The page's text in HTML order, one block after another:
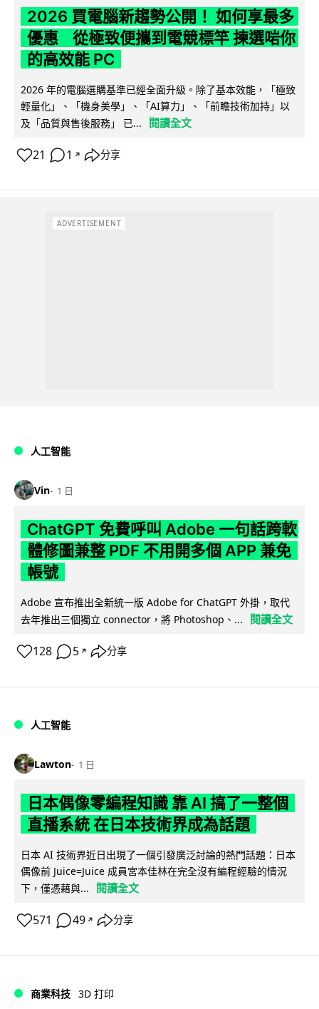
2026 買電腦新趨勢公開！ 如何享最多
優惠 從極致便攜到電競標竿 揀選啱你
的高效能 PC
2026 年的電腦選購基準已經全面升級。除了基本效能，「極致
輕量化」、「機身美學」、「AI算力」、「前瞻技術加持」以
及「品質與售後服務」 已...
閱讀全文
21 1 ↗ 分享
ADVERTISEMENT
人工智能
Vin 1 日
ChatGPT 免費呼叫 Adobe 一句話跨軟
體修圖兼整 PDF 不用開多個 APP 兼免
帳號
Adobe 宣布推出全新統一版 Adobe for ChatGPT 外掛，取代
去年推出三個獨立 connector，將 Photoshop、...
閱讀全文
128 5 ↗ 分享
人工智能
Lawton 1 日
日本偶像零編程知識 靠 AI 搞了一整個
直播系統 在日本技術界成為話題
日本 AI 技術界近日出現了一個引發廣泛討論的熱門話題：日本
偶像前 Juice=Juice 成員宮本佳林在完全沒有編程經驗的情況
下，僅憑藉與...
閱讀全文
571 49 ↗ 分享
商業科技 3D 打印